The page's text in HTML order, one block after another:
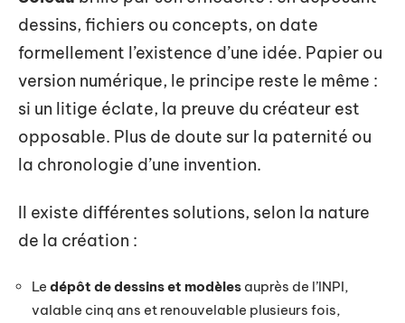
dessins, fichiers ou concepts, on date
formellement l’existence d’une idée. Papier ou
version numérique, le principe reste le même :
si un litige éclate, la preuve du créateur est
opposable. Plus de doute sur la paternité ou
la chronologie d’une invention.
Il existe différentes solutions, selon la nature
de la création :
Le dépôt de dessins et modèles auprès de l’INPI,
valable cinq ans et renouvelable plusieurs fois,